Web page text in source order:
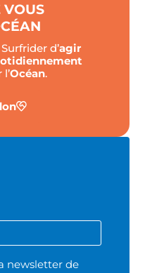
VOUS
d’agir
Océan.
newsletter de